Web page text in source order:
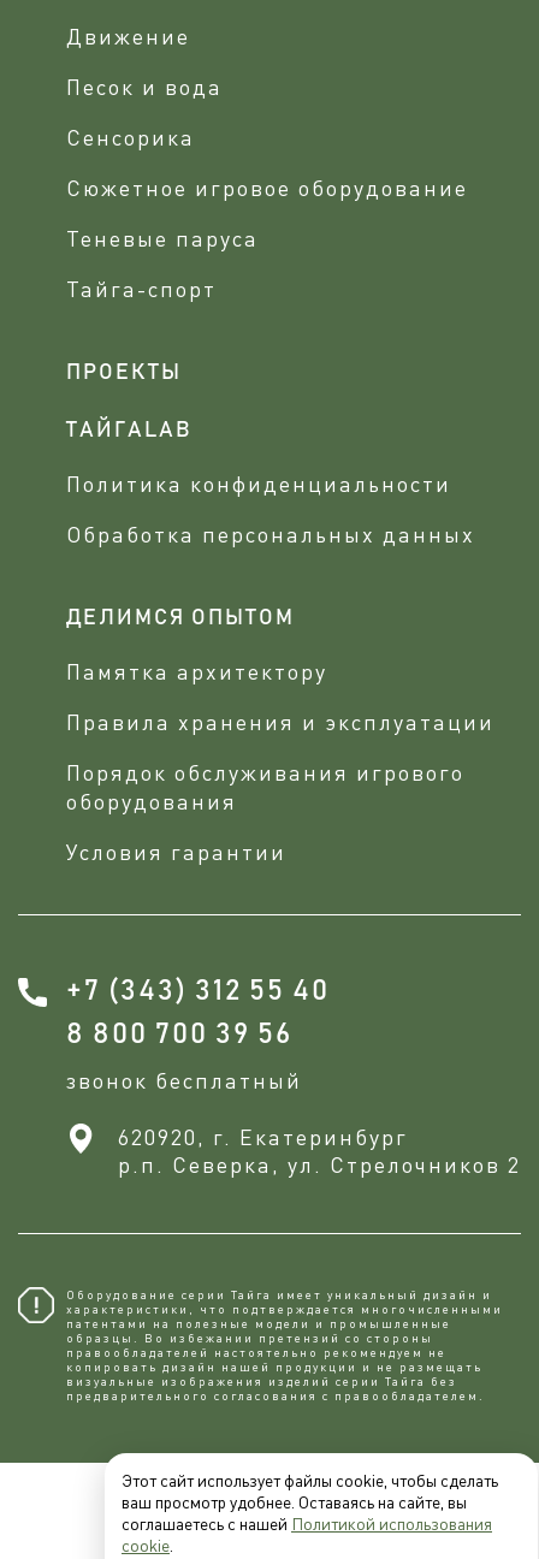
Движение
Песок и вода
Сенсорика
Сюжетное игровое оборудование
Теневые паруса
Тайга-спорт
ПРОЕКТЫ
ТАЙГАLAB
Политика конфиденциальности
Обработка персональных данных
ДЕЛИМСЯ ОПЫТОМ
Памятка архитектору
Правила хранения и эксплуатации
Порядок обслуживания игрового
оборудования
Условия гарантии
+7 (343) 312 55 40
8 800 700 39 56
звонок бесплатный
620920, г. Екатеринбург
р.п. Северка, ул. Стрелочников 2
Оборудование серии Тайга имеет уникальный дизайн и
характеристики, что подтверждается многочисленными
патентами на полезные модели и промышленные
образцы. Во избежании претензий со стороны
правообладателей настоятельно рекомендуем не
копировaть дизайн нашей продукции и не размещать
визуальные изображения изделий серии Тайга без
предварительного согласования с правообладателем.
Этот сайт использует файлы cookie, чтобы сделать
ваш просмотр удобнее. Оставаясь на сайте, вы
соглашаетесь с нашей Политикой использования
cookie